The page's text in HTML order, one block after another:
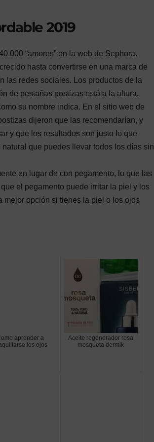
2019
“amores” en la web de Sephora.
hasta convertirse en una marca de
las redes sociales. Los productos de la
de pestañas postizas está a la altura.
su nombre indica. En el sitio web de
dijeron que las recomendarían, y
y que los resultados son justo lo que
que puedes llevar todos los días sin
en lugar de con pegamento, lo que las
el pegamento puede irritar la piel y los
mejor opción si tienes la piel o los ojos
aprender a
los ojos
Aceite regenerador rosa
mosqueta dermik